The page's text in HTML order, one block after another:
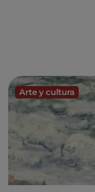
Arte y cultura